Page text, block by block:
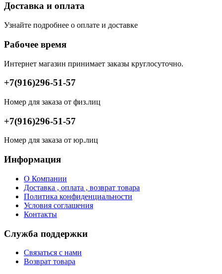
Доставка и оплата
Узнайте подробнее о оплате и доставке
Рабочее время
Интернет магазин принимает заказы круглосуточно.
+7(916)296-51-57
Номер для заказа от физ.лиц
+7(916)296-51-57
Номер для заказа от юр.лиц
Информация
О Компании
Доставка , оплата , возврат товара
Политика конфиденциальности
Условия соглашения
Контакты
Служба поддержки
Связаться с нами
Возврат товара